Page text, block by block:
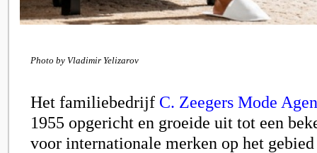
Photo by Vladimir Yelizarov
Het familiebedrijf C. Zeegers Mode
1955 opgericht en groeide uit tot een
voor internationale merken op het